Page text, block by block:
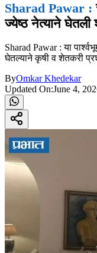
Sharad Pawar :
ज्येष्ठ नेत्याने
Sharad Pawar : या
घेतल्याने कृषी व शेतकरी
ByOmkar Khedekar
Updated On:June 4,